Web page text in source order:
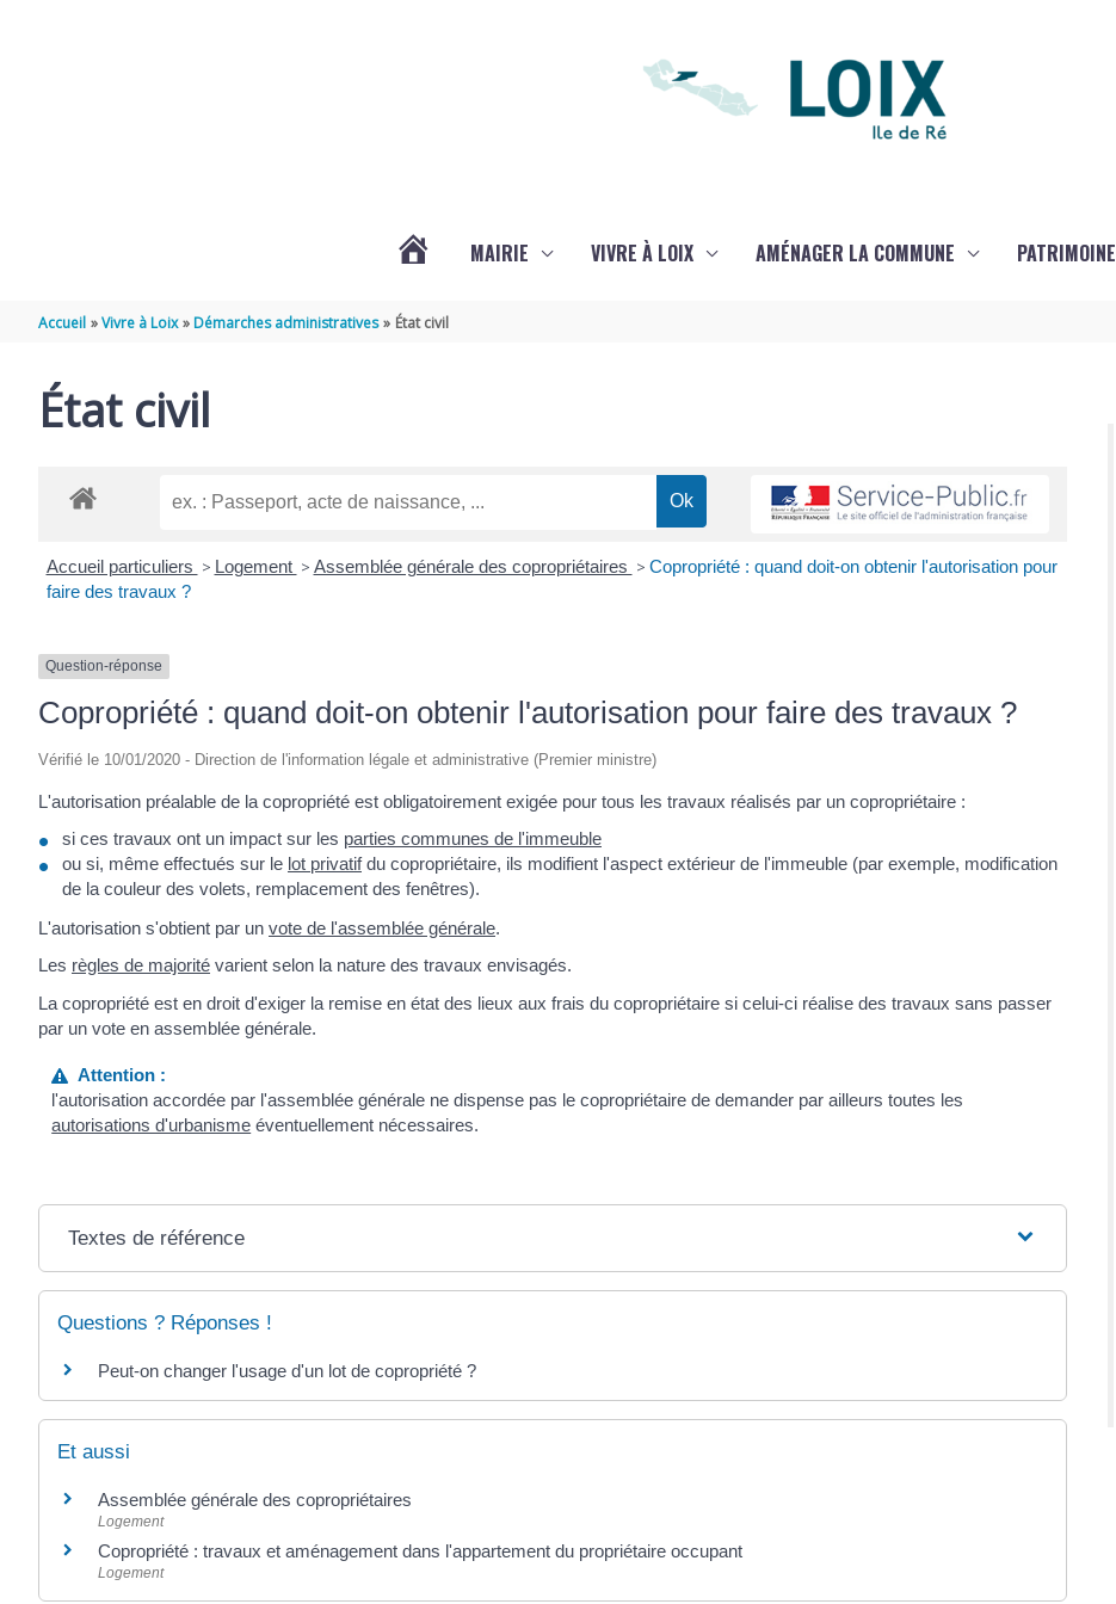
MAIRIE VIVRE À LOIX AMÉNAGER LA COMMUNE PATRIMOINE
Accueil Vivre à Loix Démarches administratives État civil
État civil
Accueil particuliers > Logement > Assemblée générale des copropriétaires > Copropriété : quand doit-on obtenir l'autorisation pour
faire des travaux ?
Question-réponse
Copropriété : quand doit-on obtenir l'autorisation pour faire des travaux ?
Vérifié le 10/01/2020 - Direction de l'information légale et administrative (Premier ministre)
L'autorisation préalable de la copropriété est obligatoirement exigée pour tous les travaux réalisés par un copropriétaire :
si ces travaux ont un impact sur les parties communes de l'immeuble
ou si, même effectués sur le lot privatifdu copropriétaire, ils modifient l'aspect extérieur de l'immeuble (par exemple, modification
de la couleur des volets, remplacement des fenêtres).
L'autorisation s'obtient par un vote de l'assemblée générale.
Les règles de majorité varient selon la nature des travaux envisagés.
La copropriété est en droit d'exiger la remise en état des lieux aux frais du copropriétaire si celui-ci réalise des travaux sans passer
par un vote en assemblée générale.
Attention :
l'autorisation accordée par l'assemblée générale ne dispense pas le copropriétaire de demander par ailleurs toutes les
autorisations d'urbanisme éventuellement nécessaires.
Textes de référence
Questions ? Réponses !
Peut-on changer l'usage d'un lot de copropriété ?
Et aussi
Assemblée générale des copropriétaires
Logement
Copropriété : travaux et aménagement dans l'appartement du propriétaire occupant
Logement